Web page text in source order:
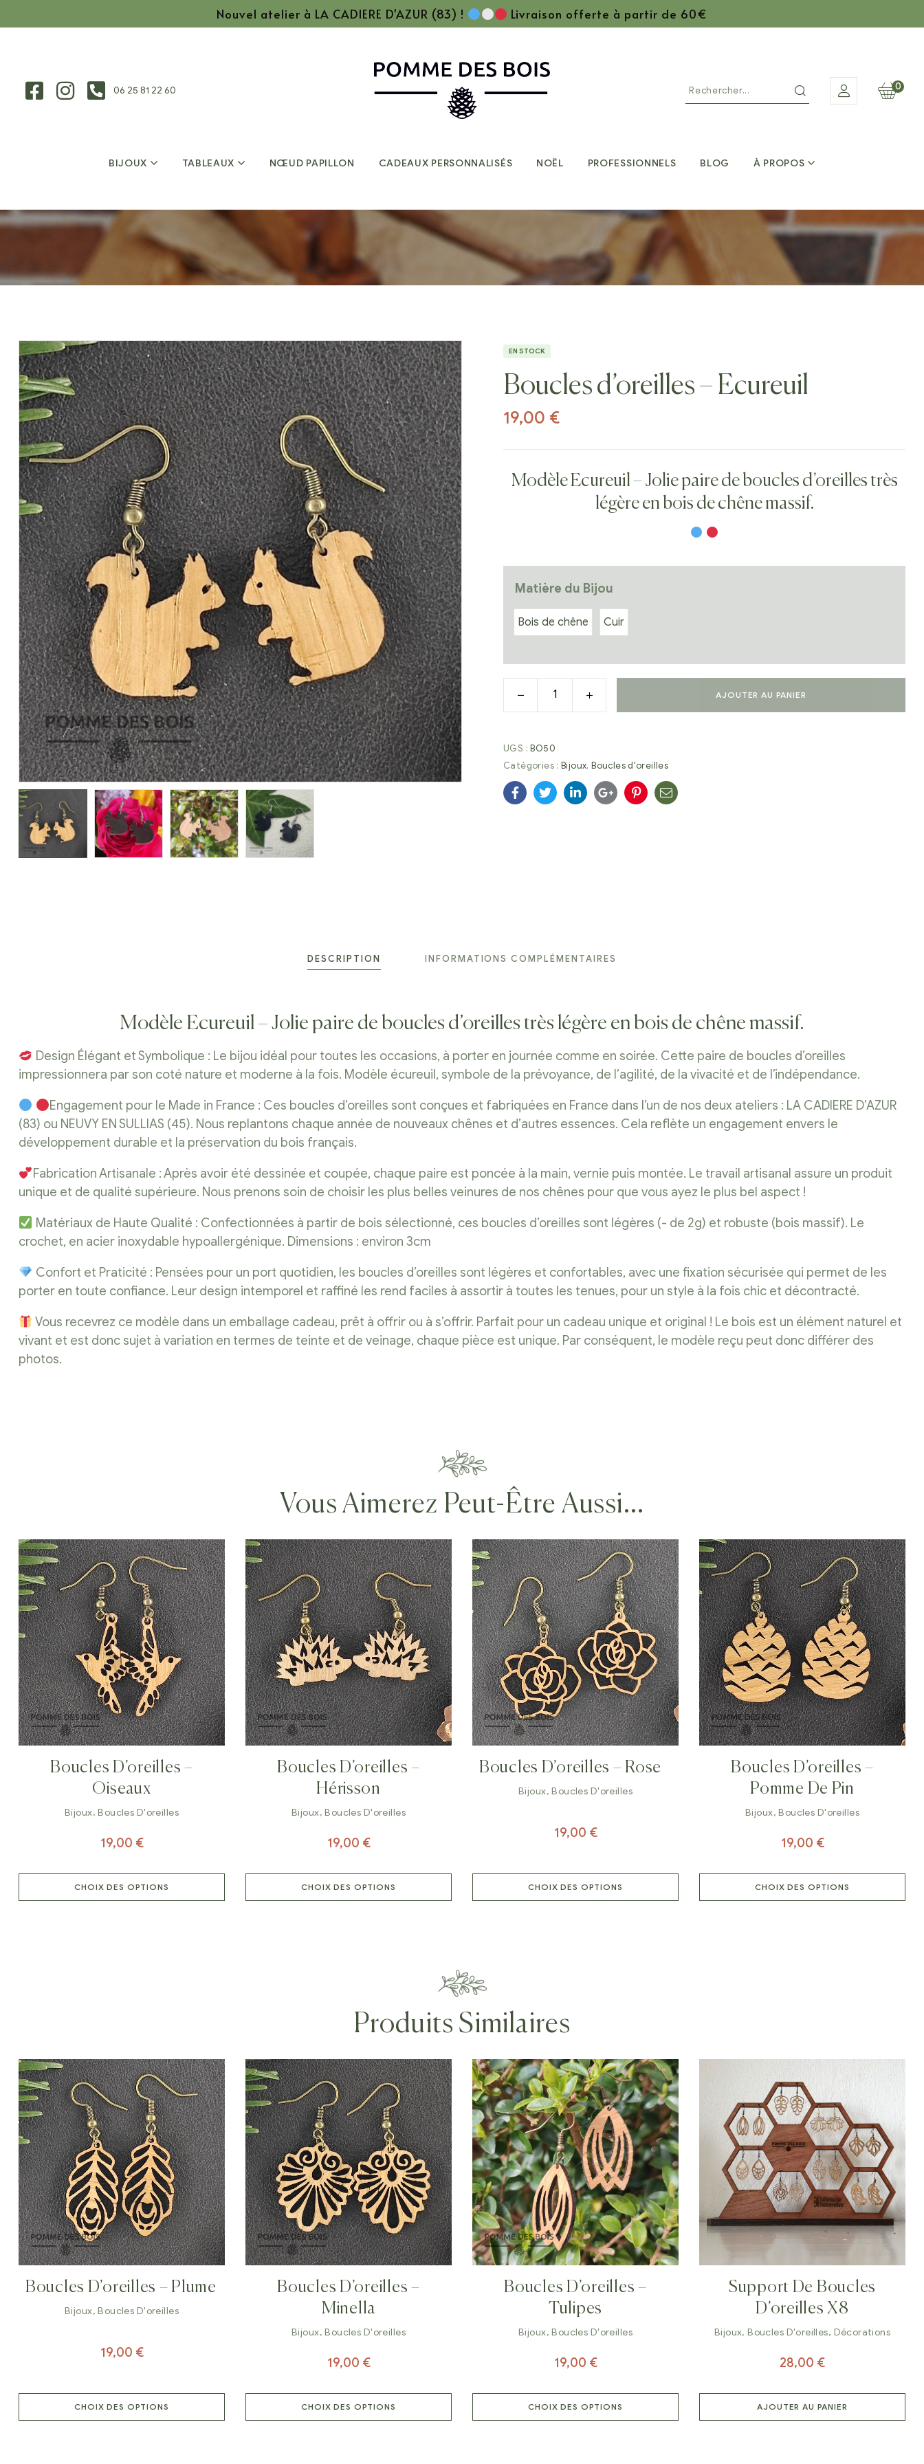
Nouvel atelier à LA CADIERE D'AZUR (83) ! Livraison offerte à partir de 60€
06 25 81 22 60 0
BIJOUX TABLEAUX NŒUD PAPILLON CADEAUX PERSONNALISÉS NOËL PROFESSIONNELS BLOG À PROPOS
EN STOCK
Boucles d’oreilles – Ecureuil
19,00 €
Modèle Ecureuil – Jolie paire de boucles d’oreilles très
légère en bois de chêne massif.
Matière du Bijou
Bois de chêne Cuir
AJOUTER AU PANIER
UGS :BO50
Catégories :Bijoux,Boucles d'oreilles
Facebook
TwitterLinkedinGoogle+Pinterest
E-
DESCRIPTION INFORMATIONS COMPLÉMENTAIRES
Modèle Ecureuil – Jolie paire de boucles d’oreilles très légère en bois de chêne massif.
Design Élégant et Symbolique : Le bijou idéal pour toutes les occasions, à porter en journée comme en soirée. Cette paire de boucles d’oreilles
impressionnera par son coté nature et moderne à la fois. Modèle écureuil, symbole de la prévoyance, de l’agilité, de la vivacité et de l’indépendance.
Engagement pour le Made in France : Ces boucles d’oreilles sont conçues et fabriquées en France dans l’un de nos deux ateliers : LA CADIERE D’AZUR
(83) ou NEUVY EN SULLIAS (45). Nous replantons chaque année de nouveaux chênes et d’autres essences. Cela reflète un engagement envers le
développement durable et la préservation du bois français.
Fabrication Artisanale : Après avoir été dessinée et coupée, chaque paire est poncée à la main, vernie puis montée. Le travail artisanal assure un produit
unique et de qualité supérieure. Nous prenons soin de choisir les plus belles veinures de nos chênes pour que vous ayez le plus bel aspect !
Matériaux de Haute Qualité : Confectionnées à partir de bois sélectionné, ces boucles d’oreilles sont légères (- de 2g) et robuste (bois massif). Le
crochet, en acier inoxydable hypoallergénique. Dimensions : environ 3cm
Confort et Praticité : Pensées pour un port quotidien, les boucles d’oreilles sont légères et confortables, avec une fixation sécurisée qui permet de les
porter en toute confiance. Leur design intemporel et raffiné les rend faciles à assortir à toutes les tenues, pour un style à la fois chic et décontracté.
Vous recevrez ce modèle dans un emballage cadeau, prêt à offrir ou à s’offrir. Parfait pour un cadeau unique et original ! Le bois est un élément naturel et
vivant et est donc sujet à variation en termes de teinte et de veinage, chaque pièce est unique. Par conséquent, le modèle reçu peut donc différer des
photos.
Vous Aimerez Peut-Être Aussi…
Boucles D’oreilles –
Oiseaux
Bijoux,Boucles D'oreilles
19,00 €
CHOIX DES OPTIONS
Boucles D’oreilles –
Hérisson
Bijoux,Boucles D'oreilles
19,00 €
CHOIX DES OPTIONS
Boucles D’oreilles – Rose
Bijoux,Boucles D'oreilles
19,00 €
CHOIX DES OPTIONS
Boucles D’oreilles –
Pomme De Pin
Bijoux,Boucles D'oreilles
19,00 €
CHOIX DES OPTIONS
Produits Similaires
Boucles D’oreilles – Plume
Bijoux,Boucles D'oreilles
19,00 €
CHOIX DES OPTIONS
Boucles D’oreilles –
Minella
Bijoux,Boucles D'oreilles
19,00 €
CHOIX DES OPTIONS
Boucles D’oreilles –
Tulipes
Bijoux,Boucles D'oreilles
19,00 €
CHOIX DES OPTIONS
Support De Boucles
D’oreilles X8
Bijoux,Boucles D'oreilles, Décorations
28,00 €
AJOUTER AU PANIER